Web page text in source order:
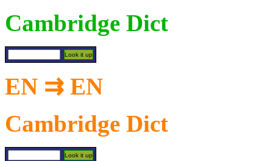
Cambridge Dict
EN ⇉ EN
Cambridge Dict